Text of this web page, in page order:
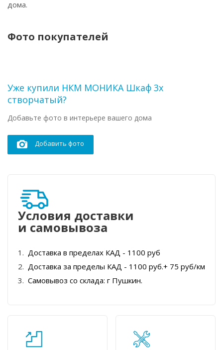
дома.
Фото покупателей
Уже купили НКМ МОНИКА Шкаф 3х
створчатый?
Добавьте фото в интерьере вашего дома
Добавить фото
Условия доставки
и самовывоза
Доставка в пределах КАД - 1100 руб
Доставка за пределы КАД - 1100 руб.+ 75 руб/км
Самовывоз со склада: г Пушкин.